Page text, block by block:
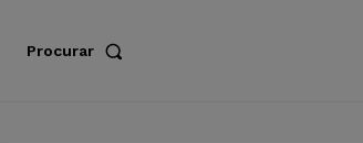
Procurar